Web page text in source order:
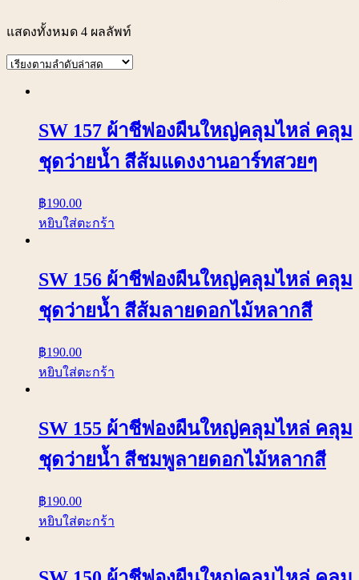
แสดงทั้งหมด 4 ผลลัพท์
SW 157 ผ้าชีฟองผืนใหญ่คลุมไหล่ คลุม
ชุดว่ายน้ำ สีส้มแดงงานอาร์ทสวยๆ
฿190.00
หยิบใส่ตะกร้า
SW 156 ผ้าชีฟองผืนใหญ่คลุมไหล่ คลุม
ชุดว่ายน้ำ สีส้มลายดอกไม้หลากสี
฿190.00
หยิบใส่ตะกร้า
SW 155 ผ้าชีฟองผืนใหญ่คลุมไหล่ คลุม
ชุดว่ายน้ำ สีชมพูลายดอกไม้หลากสี
฿190.00
หยิบใส่ตะกร้า